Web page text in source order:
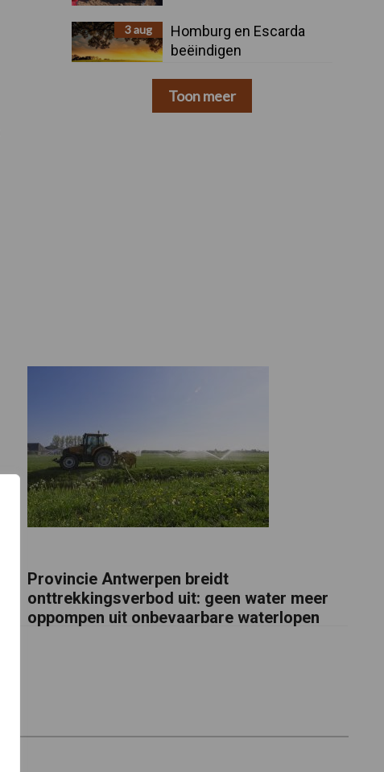
3 aug
Homburg en Escarda
beëindigen
Toon meer
Provincie Antwerpen breidt
onttrekkingsverbod uit: geen water meer
oppompen uit onbevaarbare waterlopen